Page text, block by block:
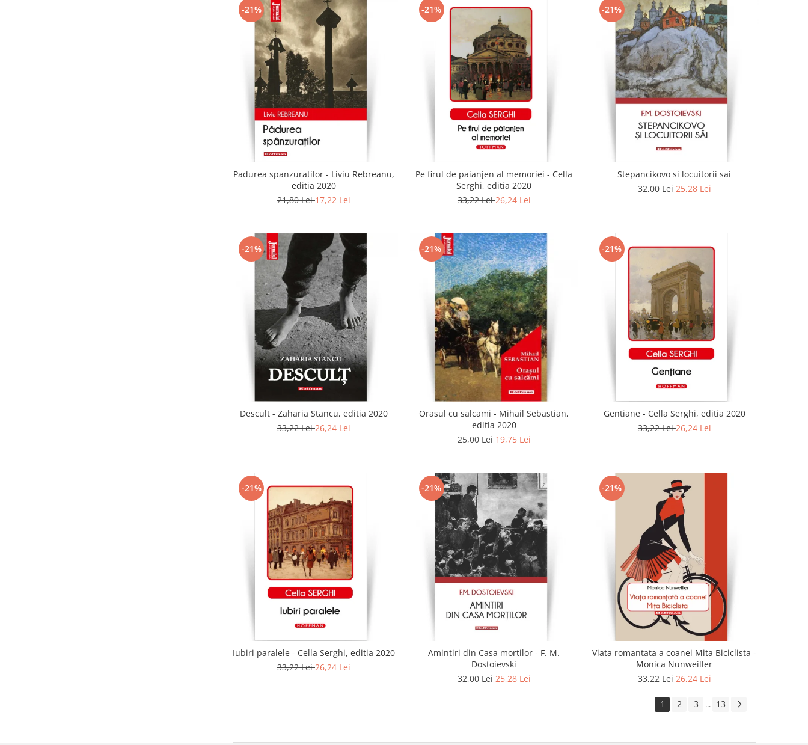
-21%
Padurea spanzuratilor - Liviu Rebreanu,
editia 2020
21,80 Lei17,22 Lei
-21%
Pe firul de paianjen al memoriei - Cella
Serghi, editia 2020
33,22 Lei26,24 Lei
-21%
Stepancikovo si locuitorii sai
32,00 Lei25,28 Lei
-21%
Descult - Zaharia Stancu, editia 2020
33,22 Lei26,24 Lei
-21%
Orasul cu salcami - Mihail Sebastian,
editia 2020
25,00 Lei19,75 Lei
-21%
Gentiane - Cella Serghi, editia 2020
33,22 Lei26,24 Lei
-21%
Iubiri paralele - Cella Serghi, editia 2020
33,22 Lei26,24 Lei
-21%
Amintiri din Casa mortilor - F. M.
Dostoievski
32,00 Lei25,28 Lei
-21%
Viata romantata a coanei Mita Biciclista -
Monica Nunweiller
33,22 Lei26,24 Lei
1 2 3 ... 13